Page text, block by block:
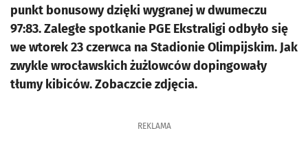
punkt bonusowy dzięki wygranej w dwumeczu
97:83. Zaległe spotkanie PGE Ekstraligi odbyło się
we wtorek 23 czerwca na Stadionie Olimpijskim. Jak
zwykle wrocławskich żużlowców dopingowały
tłumy kibiców. Zobaczcie zdjęcia.
REKLAMA